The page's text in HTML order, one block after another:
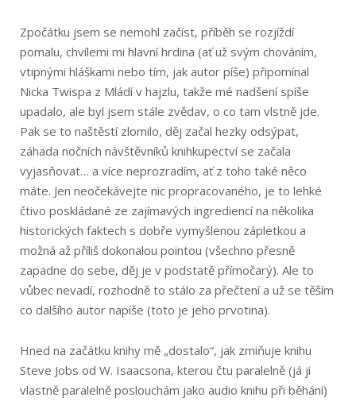
Zpočátku jsem se nemohl začíst, příběh se rozjíždí
pomalu, chvílemi mi hlavní hrdina (ať už svým chováním,
vtipnými hláškami nebo tím, jak autor píše) připomínal
Nicka Twispa z Mládí v hajzlu, takže mé nadšení spíše
upadalo, ale byl jsem stále zvědav, o co tam vlstně jde.
Pak se to naštěstí zlomilo, děj začal hezky odsýpat,
záhada nočních návštěvníků knihkupectví se začala
vyjasňovat… a více neprozradím, ať z toho také něco
máte. Jen neočekávejte nic propracovaného, je to lehké
čtivo poskládané ze zajímavých ingrediencí na několika
historických faktech s dobře vymyšlenou zápletkou a
možná až příliš dokonalou pointou (všechno přesně
zapadne do sebe, děj je v podstatě přímočarý). Ale to
vůbec nevadí, rozhodně to stálo za přečtení a už se těším
co dalšího autor napíše (toto je jeho prvotina).
Hned na začátku knihy mě „dostalo“, jak zmiňuje knihu
Steve Jobs od W. Isaacsona, kterou čtu paralelně (já ji
vlastně paralelně poslouchám jako audio knihu při běhání)